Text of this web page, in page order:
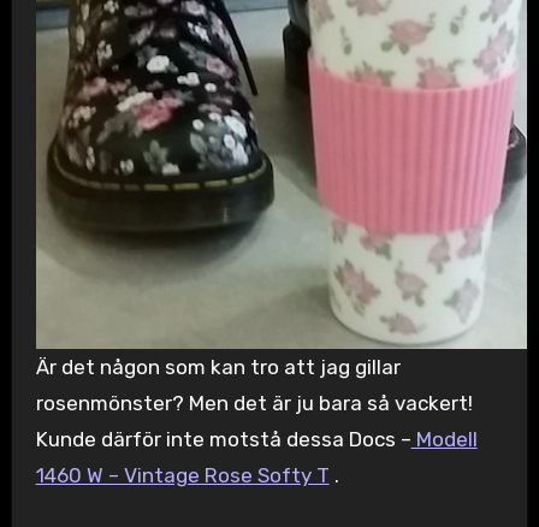
Är det någon som kan tro att jag gillar
rosenmönster? Men det är ju bara så vackert!
Kunde därför inte motstå dessa Docs – Modell
1460 W – Vintage Rose Softy T .